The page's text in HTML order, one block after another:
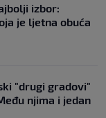
izbor:
je ljetna obuća
"drugi gradovi"
njima i jedan